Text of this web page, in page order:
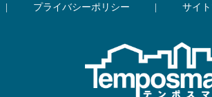
プライバシーポリシー サイ